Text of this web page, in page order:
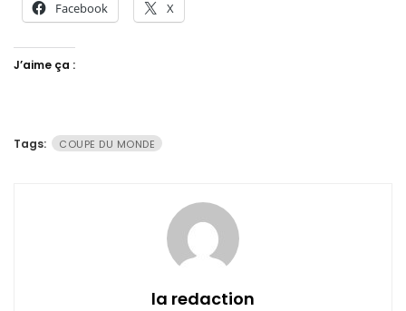
Facebook X
J’aime ça :
Tags: COUPE DU MONDE
la redaction